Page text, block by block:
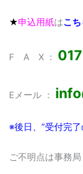
★申込用紙はこち
F A X ：
Eメール ：
※後日、”受付完
ご不明点は事務